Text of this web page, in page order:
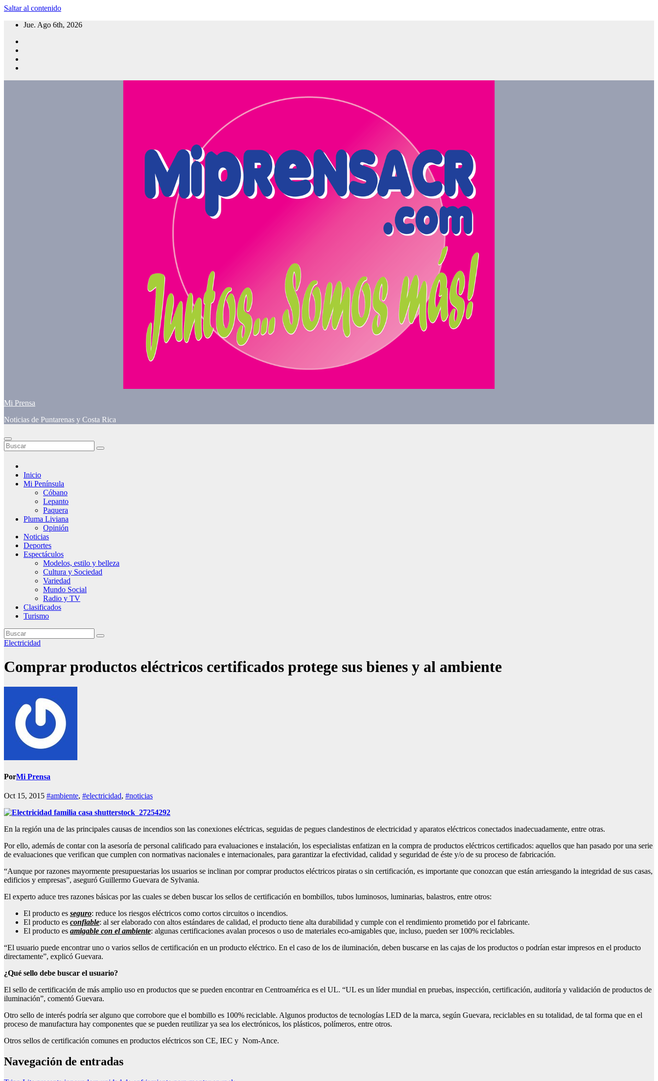
Saltar al contenido
Jue. Ago 6th, 2026
Mi Prensa
Noticias de Puntarenas y Costa Rica
Inicio
Mi Península
Cóbano
Lepanto
Paquera
Pluma Liviana
Opinión
Noticias
Deportes
Espectáculos
Modelos, estilo y belleza
Cultura y Sociedad
Variedad
Mundo Social
Radio y TV
Clasificados
Turismo
Electricidad
Comprar productos eléctricos certificados protege sus bienes y al ambiente
PorMi Prensa
Oct 15, 2015 #ambiente, #electricidad, #noticias
En la región una de las principales causas de incendios son las conexiones eléctricas, seguidas de pegues clandestinos de electricidad y aparatos eléctricos conectados inadecuadamente, entre otras.
Por ello, además de contar con la asesoría de personal calificado para evaluaciones e instalación, los especialistas enfatizan en la compra de productos eléctricos certificados: aquellos que han pasado por una serie
de evaluaciones que verifican que cumplen con normativas nacionales e internacionales, para garantizar la efectividad, calidad y seguridad de éste y/o de su proceso de fabricación.
“Aunque por razones mayormente presupuestarias los usuarios se inclinan por comprar productos eléctricos piratas o sin certificación, es importante que conozcan que están arriesgando la integridad de sus casas,
edificios y empresas”, aseguró Guillermo Guevara de Sylvania.
El experto aduce tres razones básicas por las cuales se deben buscar los sellos de certificación en bombillos, tubos luminosos, luminarias, balastros, entre otros:
El producto es seguro: reduce los riesgos eléctricos como cortos circuitos o incendios.
El producto es confiable: al ser elaborado con altos estándares de calidad, el producto tiene alta durabilidad y cumple con el rendimiento prometido por el fabricante.
El producto es amigable con el ambiente: algunas certificaciones avalan procesos o uso de materiales eco-amigables que, incluso, pueden ser 100% reciclables.
“El usuario puede encontrar uno o varios sellos de certificación en un producto eléctrico. En el caso de los de iluminación, deben buscarse en las cajas de los productos o podrían estar impresos en el producto
directamente”, explicó Guevara.
¿Qué sello debe buscar el usuario?
El sello de certificación de más amplio uso en productos que se pueden encontrar en Centroamérica es el UL. “UL es un líder mundial en pruebas, inspección, certificación, auditoría y validación de productos de
iluminación”, comentó Guevara.
Otro sello de interés podría ser alguno que corrobore que el bombillo es 100% reciclable. Algunos productos de tecnologías LED de la marca, según Guevara, reciclables en su totalidad, de tal forma que en el
proceso de manufactura hay componentes que se pueden reutilizar ya sea los electrónicos, los plásticos, polímeros, entre otros.
Otros sellos de certificación comunes en productos eléctricos son CE, IEC y Nom-Ance.
Navegación de entradas